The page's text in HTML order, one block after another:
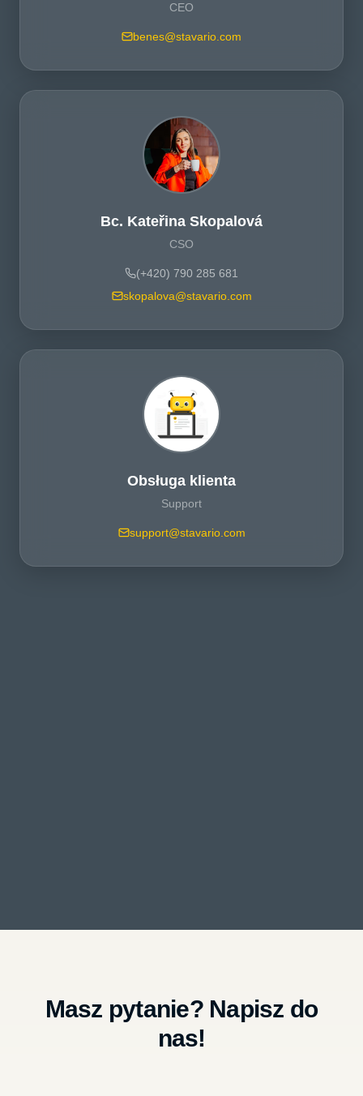
CEO
benes@stavario.com
Bc. Kateřina Skopalová
CSO
(+420) 790 285 681
skopalova@stavario.com
Obsługa klienta
Support
support@stavario.com
Masz pytanie? Napisz do
nas!